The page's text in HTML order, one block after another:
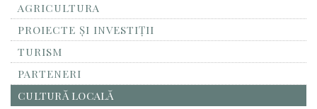
AGRICULTURA
PROIECTE ȘI INVESTIȚII
TURISM
PARTENERI
CULTURĂ LOCALĂ